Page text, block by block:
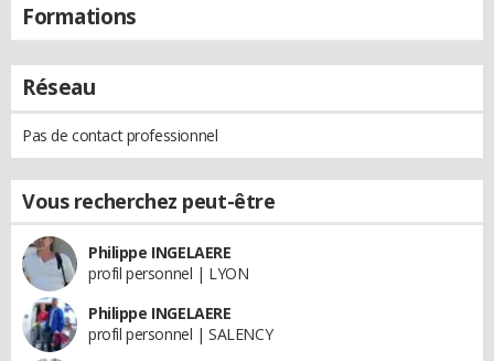
Formations
Réseau
Pas de contact professionnel
Vous recherchez peut-être
Philippe INGELAERE
profil personnel | LYON
Philippe INGELAERE
profil personnel | SALENCY